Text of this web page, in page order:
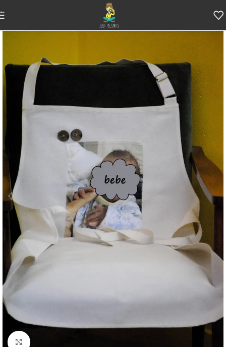
Skip to navigation
Skip to main content
Κάντε κλικ για μεγέθυνση